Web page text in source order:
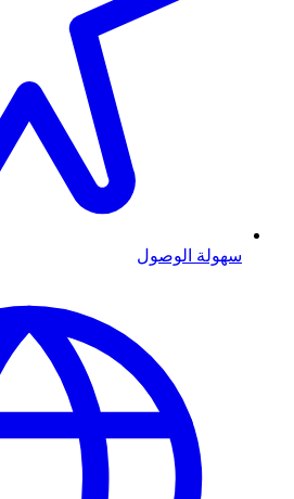
سهولة الوصول